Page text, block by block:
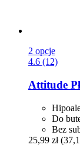
2 opcje
4.6 (12)
Attitude
Do
Bez
25,99 zł